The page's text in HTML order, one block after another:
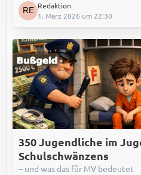
Redaktion
1. März 2026 um 22:30
350 Jugendliche im
Schulschwänzens
– und was das für MV bedeutet